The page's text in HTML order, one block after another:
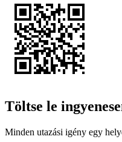
Töltse le
Minden utazási igény egy